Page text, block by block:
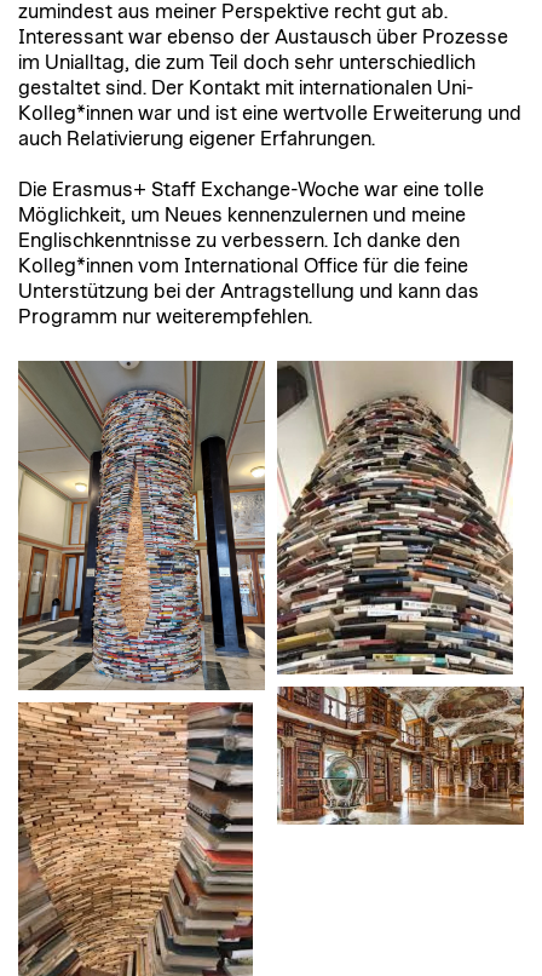
zumindest aus meiner Perspektive recht gut ab.
Interessant war ebenso der Austausch über Prozesse
im Unialltag, die zum Teil doch sehr unterschiedlich
gestaltet sind. Der Kontakt mit internationalen Uni-
Kolleg*innen war und ist eine wertvolle Erweiterung und
auch Relativierung eigener Erfahrungen.
Die Erasmus+ Staff Exchange-Woche war eine tolle
Möglichkeit, um Neues kennenzulernen und meine
Englischkenntnisse zu verbessern. Ich danke den
Kolleg*innen vom International Office für die feine
Unterstützung bei der Antragstellung und kann das
Programm nur weiterempfehlen.